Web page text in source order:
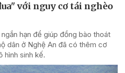
với nguy cơ tái nghèo
hạn để giúp đồng bào thoát
dân ở Nghệ An đã có thêm cơ
hình sinh kế.